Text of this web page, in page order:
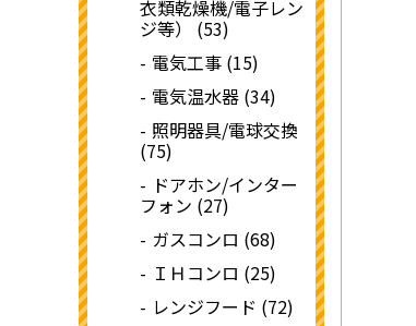
衣類乾燥機/電子レン
ジ等） (53)
電気工事 (15)
電気温水器 (34)
照明器具/電球交換
(75)
ドアホン/インター
フォン (27)
ガスコンロ (68)
ＩＨコンロ (25)
レンジフード (72)